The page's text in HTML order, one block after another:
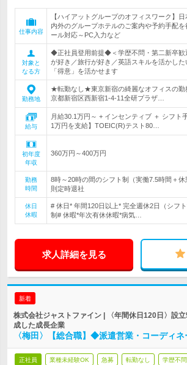
仕事内容
【ハイアットグループのオフィスワーク】
内外のグループホテルのご案内や予約手配を
ール対応～PC入力など
対象と
なる方
◆正社員登用前提◆＜学歴不問・第二新卒歓
が好き／旅行が好き／英語スキルを活かし
「得意」を活かせます
勤務地
★転勤なし★東京新宿の綺麗なオフィスの勤
京都新宿区西新宿1-4-11全研プラザ…
給与
月給30.1万円～ + インセンティブ ＋ シフト
1万円を支給】TOEIC(R)テスト80…
初年度
年収
360万円～400万円
勤務
時間
8時～20時の間のシフト制（実働7.5時間＋
則定時退社
休日
休暇
# 休日* 年間120日以上* 完全週休2日（シフ
制# 休暇*年次有休休暇*病気…
求人詳細を見る
新着
株式会社ジャストファイン | 〈年間休日120日〉設
成した成長企業
〈梅田〉【総合職】◆派遣営業・コーディ
正社員 業種未経験OK 急募 転勤なし 学歴不問